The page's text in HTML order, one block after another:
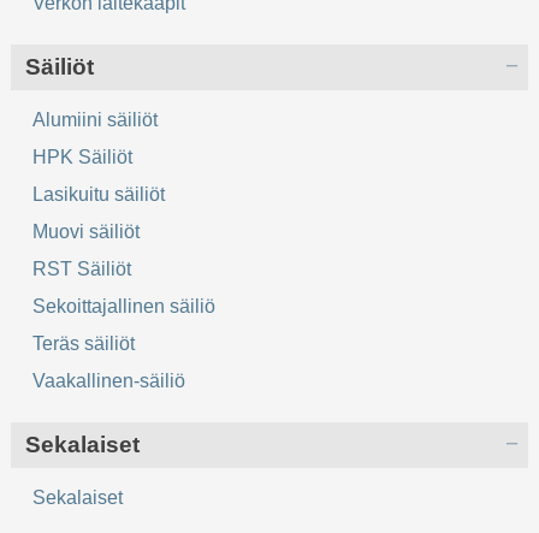
Säiliöt
Alumiini säiliöt
HPK Säiliöt
Lasikuitu säiliöt
Muovi säiliöt
RST Säiliöt
Sekoittajallinen säiliö
Teräs säiliöt
Vaakallinen-säiliö
Sekalaiset
Sekalaiset